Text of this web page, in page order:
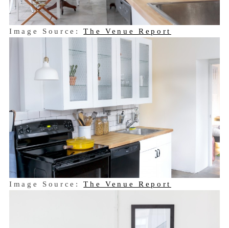
Image Source:The Venue Report
Image Source:The Venue Report